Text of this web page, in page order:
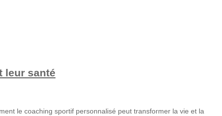
leur santé
le coaching sportif personnalisé peut transformer la vie et la